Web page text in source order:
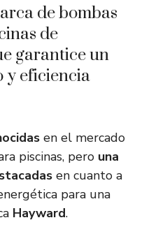
de bombas
de
garantice un
y eficiencia
en el mercado
piscinas, pero una
en cuanto a
para una
Hayward.